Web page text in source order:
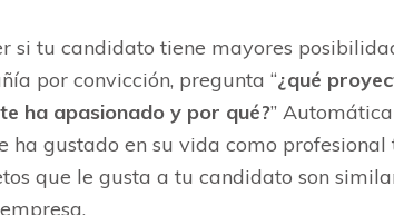
si tu candidato tiene mayores
por convicción, pregunta “¿qué
ha apasionado y por qué?”
ha gustado en su vida como profesional
que le gusta a tu candidato son